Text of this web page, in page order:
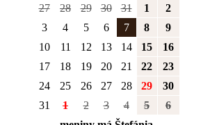
27
28 29 30 31 1
2
3
4 5 6 7 8
9
10
11 12 13 14 15
16
17
18 19 20 21 22
23
24
25 26 27 28 29
30
31
1 2 3 4 5
6